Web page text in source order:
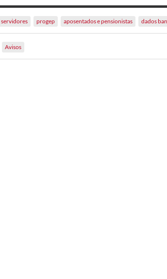
servidores progep aposentados e pensionistas dados
Avisos